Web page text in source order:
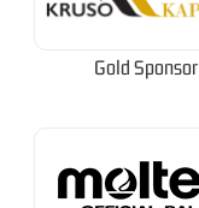
Gold Sponsor